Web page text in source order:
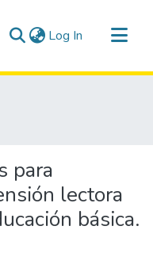
Log In (current)
para
lectora
básica.